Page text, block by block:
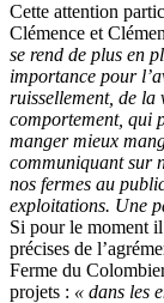
Cette attention
Clémence et
se rend de plus en
importance pour
ruissellement, de la
comportement, qui
manger mieux
communiquant sur
nos fermes au
exploitations. Une
Si pour le moment
précises de
Ferme du
projets : « dans les